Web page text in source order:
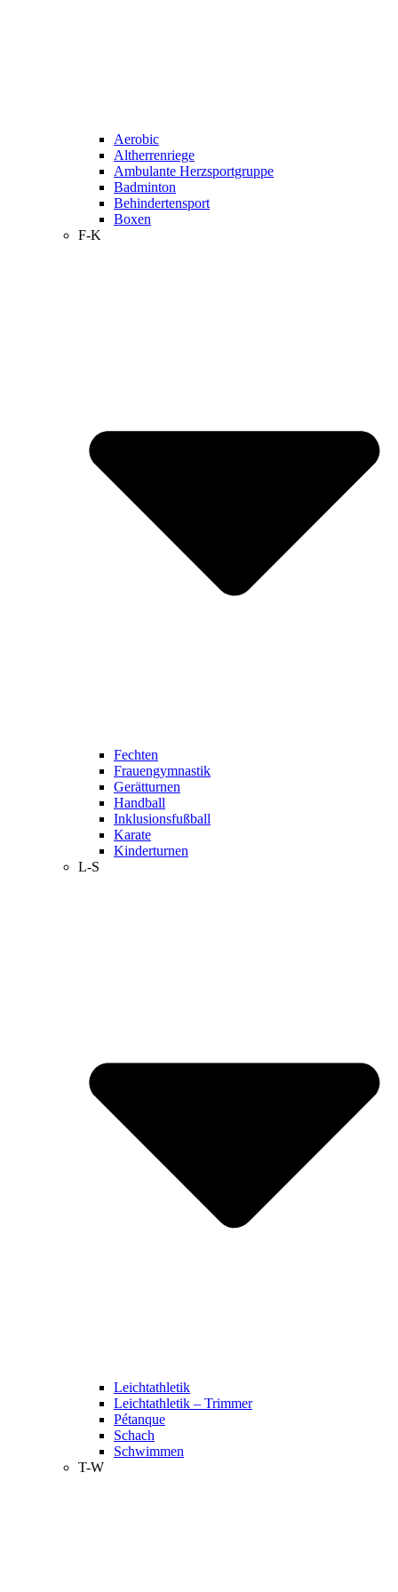
Aerobic
Altherrenriege
Ambulante Herzsportgruppe
Badminton
Behindertensport
Boxen
F-K
Fechten
Frauengymnastik
Gerätturnen
Handball
Inklusionsfußball
Karate
Kinderturnen
L-S
Leichtathletik
Leichtathletik – Trimmer
Pétanque
Schach
Schwimmen
T-W